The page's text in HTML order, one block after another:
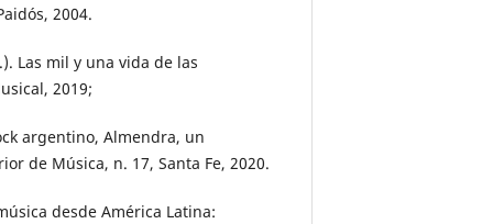
2004.
Las mil y una vida de las
2019;
argentino, Almendra, un
de Música, n. 17, Santa Fe, 2020.
desde América Latina: